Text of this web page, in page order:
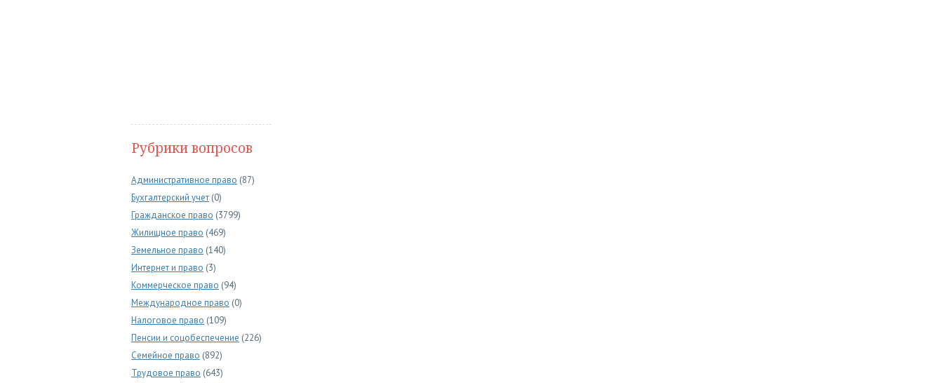
Рубрики вопросов
Административное право (87)
Бухгалтерский учет (0)
Гражданское право (3799)
Жилищное право (469)
Земельное право (140)
Интернет и право (3)
Коммерческое право (94)
Международное право (0)
Налоговое право (109)
Пенсии и соцобеспечение (226)
Семейное право (892)
Трудовое право (643)